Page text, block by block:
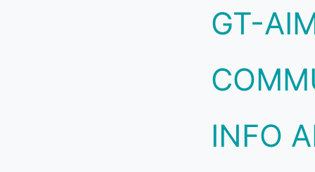
GT-
INFO